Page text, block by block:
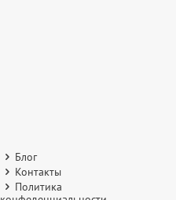
Блог
Контакты
Политика